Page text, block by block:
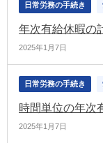
日常労務の手続き
年次有給休暇の
2025年1月7日
日常労務の手続き
時間単位の年次
2025年1月7日